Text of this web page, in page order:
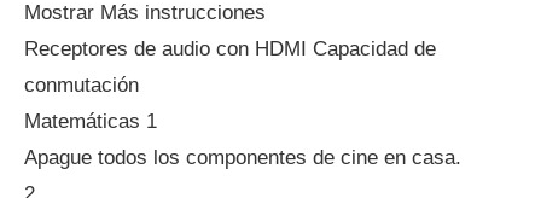
Mostrar Más instrucciones
Receptores de audio con HDMI Capacidad de
conmutación
Matemáticas 1
Apague todos los componentes de cine en casa.